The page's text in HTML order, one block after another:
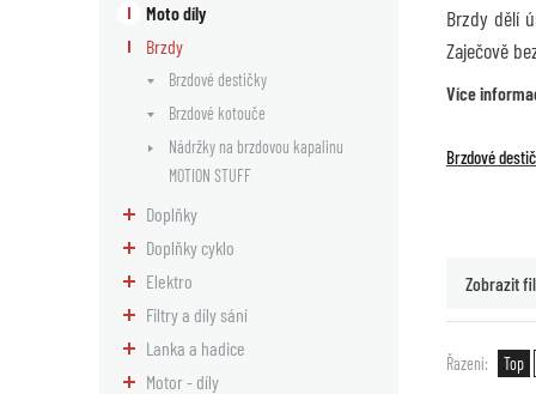
Moto díly
Brzdy
Brzdové destičky
Brzdové kotouče
Nádržky na brzdovou kapalinu
MOTION STUFF
Doplňky
Doplňky cyklo
Elektro
Filtry a díly sání
Lanka a hadice
Motor - díly
Brzdy dělí
Zaječově
Více
Brzdové
Zobrazit
Řazení Top